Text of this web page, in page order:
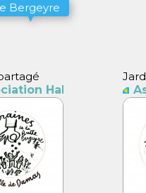
Bergeyre
Habitants Butte